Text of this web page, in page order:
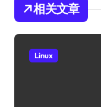
相关文章
Linux